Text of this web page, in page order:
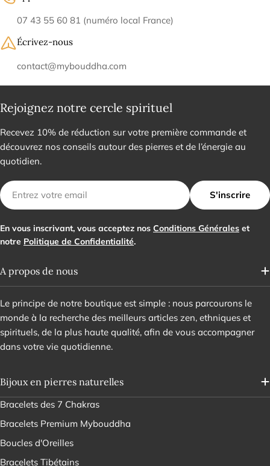
07 43 55 60 81 (numéro local France)
Écrivez-nous
contact@mybouddha.com
Rejoignez notre cercle spirituel
Recevez 10% de réduction sur votre première commande et
découvrez nos conseils autour des pierres et de l’énergie au
quotidien.
E-
mail
S'inscrire
En vous inscrivant, vous acceptez nos Conditions Générales et
notre Politique de Confidentialité.
A propos de nous
Le principe de notre boutique est simple : nous parcourons le
monde à la recherche des meilleurs articles zen, ethniques et
spirituels, de la plus haute qualité, afin de vous accompagner
dans votre vie quotidienne.
Bijoux en pierres naturelles
Bracelets des 7 Chakras
Bracelets Premium Mybouddha
Boucles d'Oreilles
Bracelets Tibétains